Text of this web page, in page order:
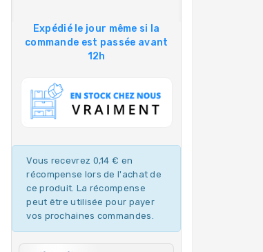
Expédié le jour même si la
commande est passée avant
12h
Vous recevrez 0,14 € en
récompense lors de l'achat de
ce produit. La récompense
peut être utilisée pour payer
vos prochaines commandes.